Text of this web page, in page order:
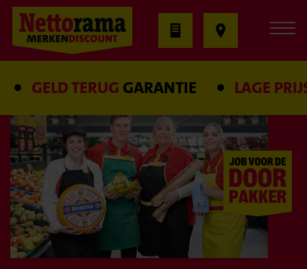
GELD TERUGGARANTIE LAGE PRIJS